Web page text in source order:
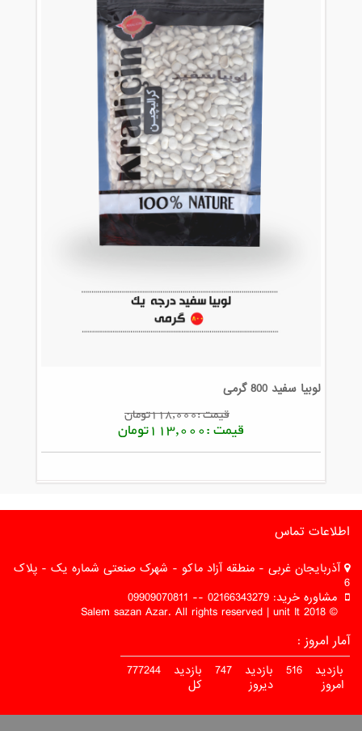
لوبیا سفید 800 گرمی
قیمت :118,000تومان
قیمت :113,000تومان
اطلاعات تماس
آذربایجان غربی - منطقه آزاد ماکو - شهرک صنعتی شماره یک - پلاک
6
مشاوره خرید: 02166343279 -- 09909070811
© 2018 Salem sazan Azar. All rights reserved | unit It
آمار امروز :
بازدید
امروز
516
بازدید
دیروز
747
بازدید
کل
777244